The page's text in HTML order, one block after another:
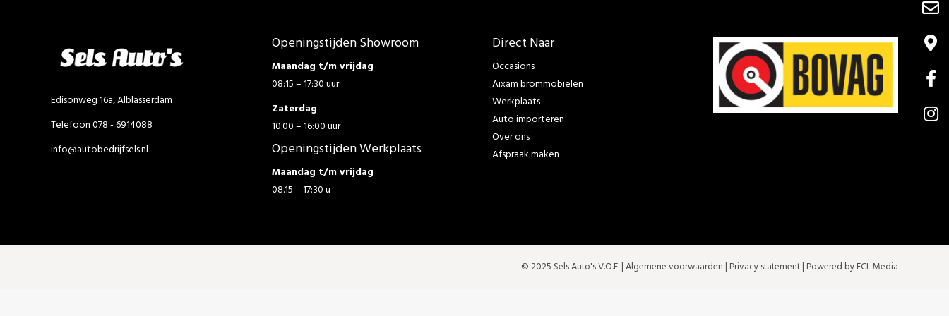
Edisonweg 16a, Alblasserdam
Telefoon 078 - 6914088
info@autobedrijfsels.nl
Openingstijden Showroom
Maandag t/m vrijdag
08:15 – 17:30 uur
Zaterdag
10.00 – 16:00 uur
Openingstijden Werkplaats
Maandag t/m vrijdag
08.15 – 17:30 u
Direct Naar
Occasions
Aixam brommobielen
Werkplaats
Auto importeren
Over ons
Afspraak maken
© 2025 Sels Auto's V.O.F. |Algemene voorwaarden | Privacy statement| Powered by FCL Media